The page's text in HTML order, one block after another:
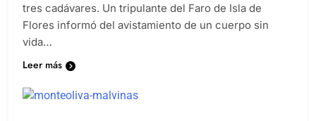
tres cadávares. Un tripulante del Faro de Isla de
Flores informó del avistamiento de un cuerpo sin
vida…
Leer más